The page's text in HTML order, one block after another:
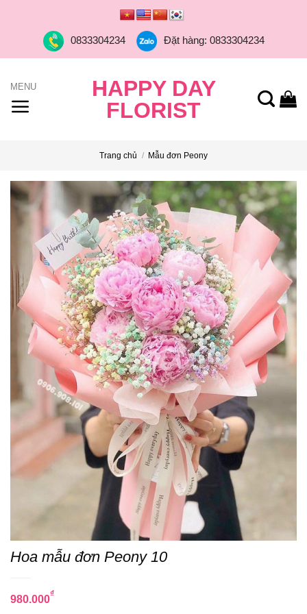
0833304234 Đặt hàng: 0833304234
HAPPY DAY
FLORIST
Trang chủ / Mẫu đơn Peony
Hoa mẫu đơn Peony 10
980.000₫